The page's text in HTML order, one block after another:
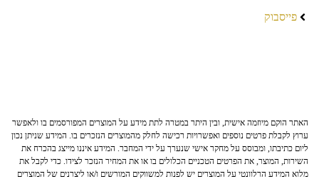
פייסבוק
האתר הוקם מיוזמה אישית, ובין היתר במטרה לתת מידע על המוצרים המפורסמים בו ולאפשר
ערוץ לקבלת פרטים נוספים ואפשרויות רכישה לחלק מהמוצרים הנזכרים בו. המידע שניתן נכון
ליום כתיבתו, ומבוסס על מחקר אישי שנערך על ידי המחבר. המידע איננו מייצג בהכרח את
השירות, המוצר, את הפרטים הטכניים הכלולים בו או את המחיר הנזכר לצידו. כדי לקבל את
מלוא המידע הרלוונטי על המוצרים יש לפנות למשווקים המורשים ו/או ליצרנים של המוצרים